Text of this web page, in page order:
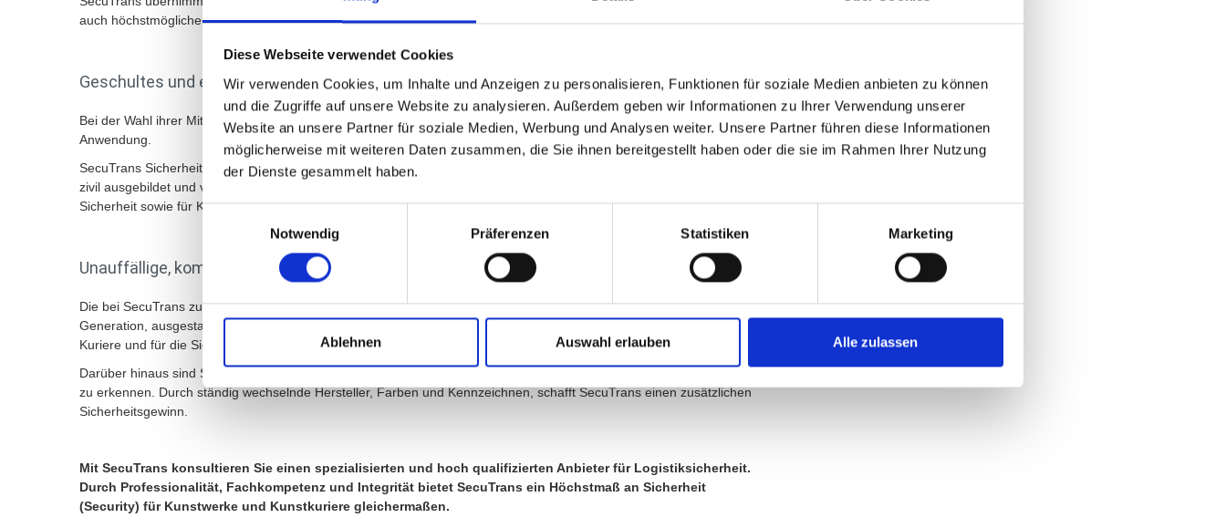
Diese Webseite verwendet Cookies
Wir verwenden Cookies, um Inhalte und Anzeigen zu personalisieren, Funktionen für soziale Medien anbieten zu können
und die Zugriffe auf unsere Website zu analysieren. Außerdem geben wir Informationen zu Ihrer Verwendung unserer
Website an unsere Partner für soziale Medien, Werbung und Analysen weiter. Unsere Partner führen diese Informationen
möglicherweise mit weiteren Daten zusammen, die Sie ihnen bereitgestellt haben oder die sie im Rahmen Ihrer Nutzung
der Dienste gesammelt haben.
Einwilligungsauswahl
Notwendig
Präferenzen Statistiken Marketing
Ablehnen Auswahl erlauben Alle zulassen
auch höchstmöglichen Komfort und beste Betreuung während des gesamten Transportes.
Geschultes und erfahrenes Sicherheitspersonal im Kunsttransport
Bei der Wahl ihrer Mitarbeiter geht SecuTrans keine Kompromisse ein. In der Auswahl finden strenge Maßstäbe
Anwendung.
SecuTrans Sicherheitskräfte sind diskret, unauffällig und höchst professionell. Sie sind für den verdeckten Einsatz in
zivil ausgebildet und verfügen über langjährige Berufserfahrungen auf dem Gebiet der zivilen und teils behördlichen
Sicherheit sowie für Kunstlogistik und für die sicherheitliche Begleitung von Kurieren im Kunsttransport.
Unauffällige, komfortable Einsatzfahrzeuge mit modernsten Fahrsicherheitssystemen
Die bei SecuTrans zum Einsatz kommenden Fahrzeuge sind neutrale, zivile Serienfahrzeuge der neusten
Generation, ausgestattet mit den modernsten Fahrsicherheitssystemen. Diese bieten zusätzliche Sicherheit für
Kuriere und für die Sicherheitskräfte.
Darüber hinaus sind SecuTrans Einsatzfahrzeuge für Unbeteiligte und Außenstehende als Sicherheitsfahrzeuge nicht
zu erkennen. Durch ständig wechselnde Hersteller, Farben und Kennzeichnen, schafft SecuTrans einen zusätzlichen
Sicherheitsgewinn.
Mit SecuTrans konsultieren Sie einen spezialisierten und hoch qualifizierten Anbieter für Logistiksicherheit.
Durch Professionalität, Fachkompetenz und Integrität bietet SecuTrans ein Höchstmaß an Sicherheit
(Security) für Kunstwerke und Kunstkuriere gleichermaßen.